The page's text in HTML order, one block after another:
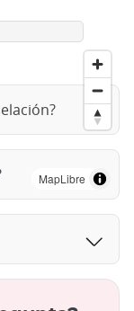
MapLibre